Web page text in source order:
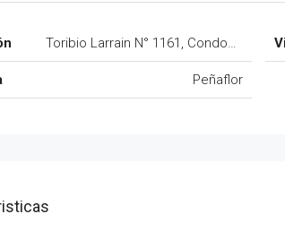
Toribio Larrain N° 1161, Condominio
Peñaflor